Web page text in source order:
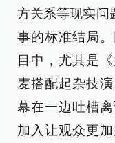
方关系等现实问
事的标准结局
目中，尤其是
麦搭配起杂技
幕在一边吐槽
加入让观众更